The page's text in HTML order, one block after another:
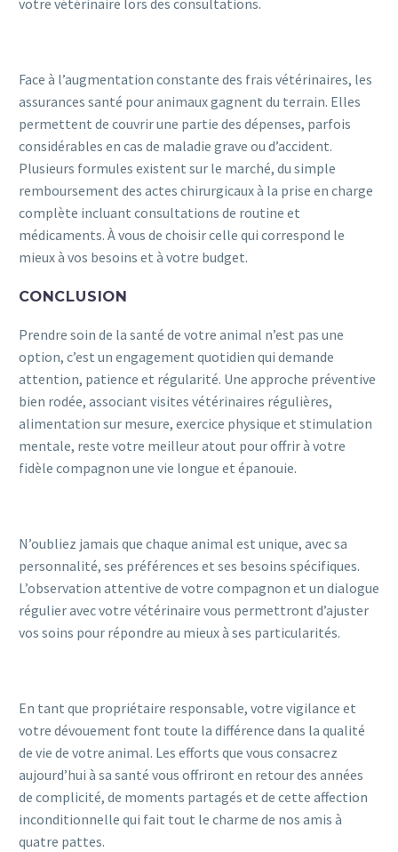
votre vétérinaire lors des consultations.
Face à l’augmentation constante des frais vétérinaires, les
assurances santé pour animaux gagnent du terrain. Elles
permettent de couvrir une partie des dépenses, parfois
considérables en cas de maladie grave ou d’accident.
Plusieurs formules existent sur le marché, du simple
remboursement des actes chirurgicaux à la prise en charge
complète incluant consultations de routine et
médicaments. À vous de choisir celle qui correspond le
mieux à vos besoins et à votre budget.
CONCLUSION
Prendre soin de la santé de votre animal n’est pas une
option, c’est un engagement quotidien qui demande
attention, patience et régularité. Une approche préventive
bien rodée, associant visites vétérinaires régulières,
alimentation sur mesure, exercice physique et stimulation
mentale, reste votre meilleur atout pour offrir à votre
fidèle compagnon une vie longue et épanouie.
N’oubliez jamais que chaque animal est unique, avec sa
personnalité, ses préférences et ses besoins spécifiques.
L’observation attentive de votre compagnon et un dialogue
régulier avec votre vétérinaire vous permettront d’ajuster
vos soins pour répondre au mieux à ses particularités.
En tant que propriétaire responsable, votre vigilance et
votre dévouement font toute la différence dans la qualité
de vie de votre animal. Les efforts que vous consacrez
aujourd’hui à sa santé vous offriront en retour des années
de complicité, de moments partagés et de cette affection
inconditionnelle qui fait tout le charme de nos amis à
quatre pattes.